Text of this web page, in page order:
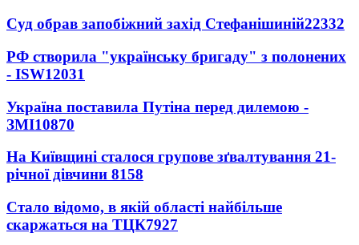
Суд обрав запобіжний захід Стефанішиній22332
РФ створила "українську бригаду" з полонених
- ISW12031
Україна поставила Путіна перед дилемою -
ЗМІ10870
На Київщині сталося групове зґвалтування 21-
річної дівчини 8158
Стало відомо, в якій області найбільше
скаржаться на ТЦК7927